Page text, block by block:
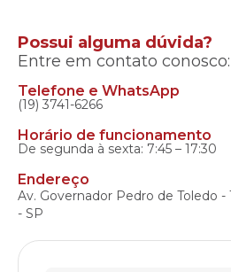
Possui alguma dúvida?
Entre em contato conosco:
Telefone e WhatsApp
(19) 3741-6266
Horário de funcionamento
De segunda à sexta: 7:45 – 17:30
Endereço
Av. Governador Pedro de Toledo
- SP